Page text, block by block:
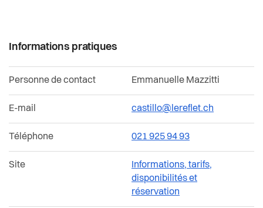
Informations pratiques
Personne de contact Emmanuelle Mazzitti
E-mail castillo@lereflet.ch
Téléphone 021 925 94 93
Site
Informations, tarifs,
disponibilités et
réservation